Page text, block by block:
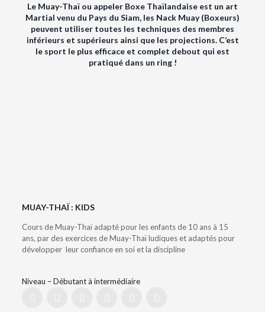
Le Muay-Thaï ou appeler Boxe Thaïlandaise est un art
Martial venu du Pays du Siam, les Nack Muay (Boxeurs)
peuvent utiliser toutes les techniques des membres
inférieurs et supérieurs ainsi que les projections. C’est
le sport le plus efficace et complet debout qui est
pratiqué dans un ring !
MUAY-THAÏ : KIDS
Cours de Muay-Thaï adapté pour les enfants de 10 ans à 15
ans, par des exercices de Muay-Thaï ludiques et adaptés pour
développer leur confiance en soi et la discipline
Niveau – Débutant à intermédiaire